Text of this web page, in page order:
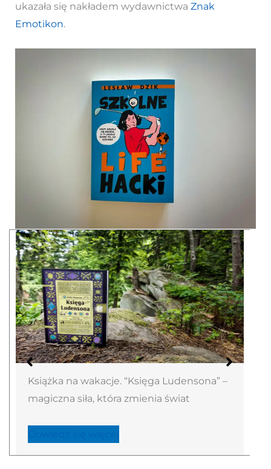
ukazała się nakładem wydawnictwa Znak
Emotikon.
Książka na wakacje. “Księga Ludensona” –
magiczna siła, która zmienia świat